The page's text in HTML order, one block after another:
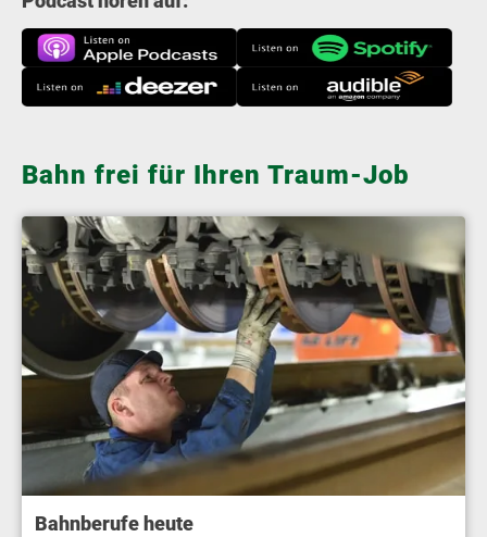
Bahn frei für Ihren Traum-Job
Bahnberufe heute